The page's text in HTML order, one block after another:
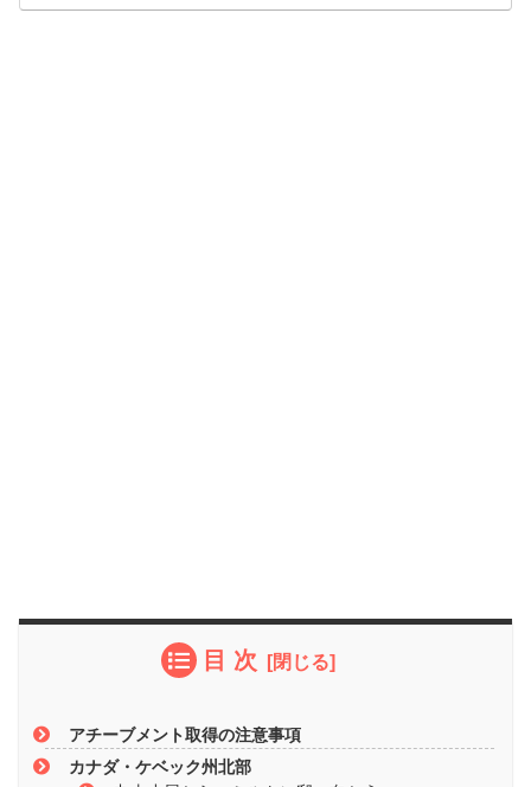
目 次
アチーブメント取得の注意事項
カナダ・ケベック州北部